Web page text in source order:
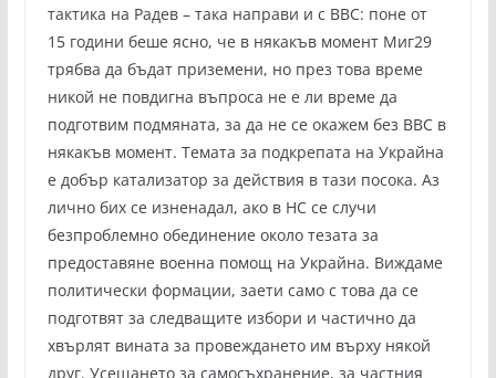
тактика на Радев – така направи и с ВВС: поне от
15 години беше ясно, че в някакъв момент Миг29
трябва да бъдат приземени, но през това време
никой не повдигна въпроса не е ли време да
подготвим подмяната, за да не се окажем без ВВС в
някакъв момент. Темата за подкрепата на Украйна
е добър катализатор за действия в тази посока. Аз
лично бих се изненадал, ако в НС се случи
безпроблемно обединение около тезата за
предоставяне военна помощ на Украйна. Виждаме
политически формации, заети само с това да се
подготвят за следващите избори и частично да
хвърлят вината за провеждането им върху някой
друг. Усещането за самосъхранение, за частния